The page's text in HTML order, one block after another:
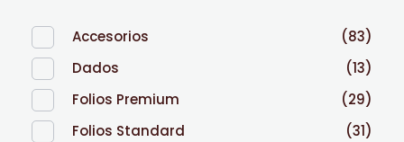
Accesorios
(83)
Dados
(13)
Folios Premium
(29)
Folios Standard
(31)